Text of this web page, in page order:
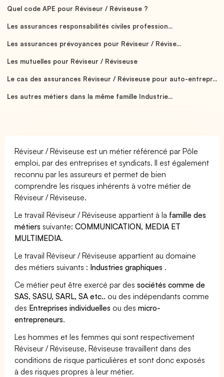
Quel code APE pour Réviseur / Réviseuse ?
Les assurances responsabilités civiles profession...
Les assurances prévoyances pour Réviseur / Révise...
Les mutuelles pour Réviseur / Réviseuse
Le cas des assurances Réviseur / Réviseuse pour auto-entrepr...
Les autres métiers dans la même famille Industrie...
Réviseur / Réviseuse est un métier référencé par Pôle
emploi, par des entreprises et syndicats. Il est également
reconnu par les assureurs et permet de bien
comprendre les risques inhérents à votre métier de
Réviseur / Réviseuse.
Le travail Réviseur / Réviseuse appartient à la famille des
métiers suivante:COMMUNICATION, MEDIA ET
MULTIMEDIA.
Le travail Réviseur / Réviseuse appartient au domaine
des métiers suivants : Industries graphiques .
Ce métier peut être exercé par dessociétés comme de
SAS, SASU, SARL, SA etc.. ou des indépendants comme
des Entreprises individuelles ou desmicro-
entrepreneurs.
Les hommes et les femmes qui sont respectivement
Réviseur / Réviseuse, Réviseuse travaillent dans des
conditions de risque particulières et sont donc exposés
à des risques propres à leur métier.